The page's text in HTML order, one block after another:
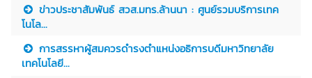
ข่าวประชาสัมพันธ์ สวส.มทร.ล้านนา : ศูนย์รวมบริการเทค
โนโล...
การสรรหาผู้สมควรดำรงตำแหน่งอธิการบดีมหาวิทยาลัย
เทคโนโลยี...